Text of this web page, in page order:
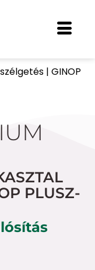
| GINOP
PLUSZ-